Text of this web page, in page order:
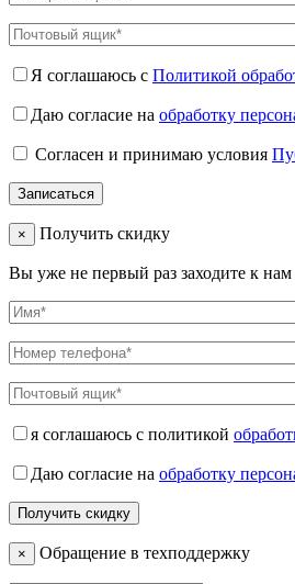
Я соглашаюсь с Политикой
Даю согласие на обработку
Согласен и принимаю условия
× Получить скидку
Вы уже не первый раз заходите к
я соглашаюсь с политикой
Даю согласие на обработку
× Обращение в техподдержку